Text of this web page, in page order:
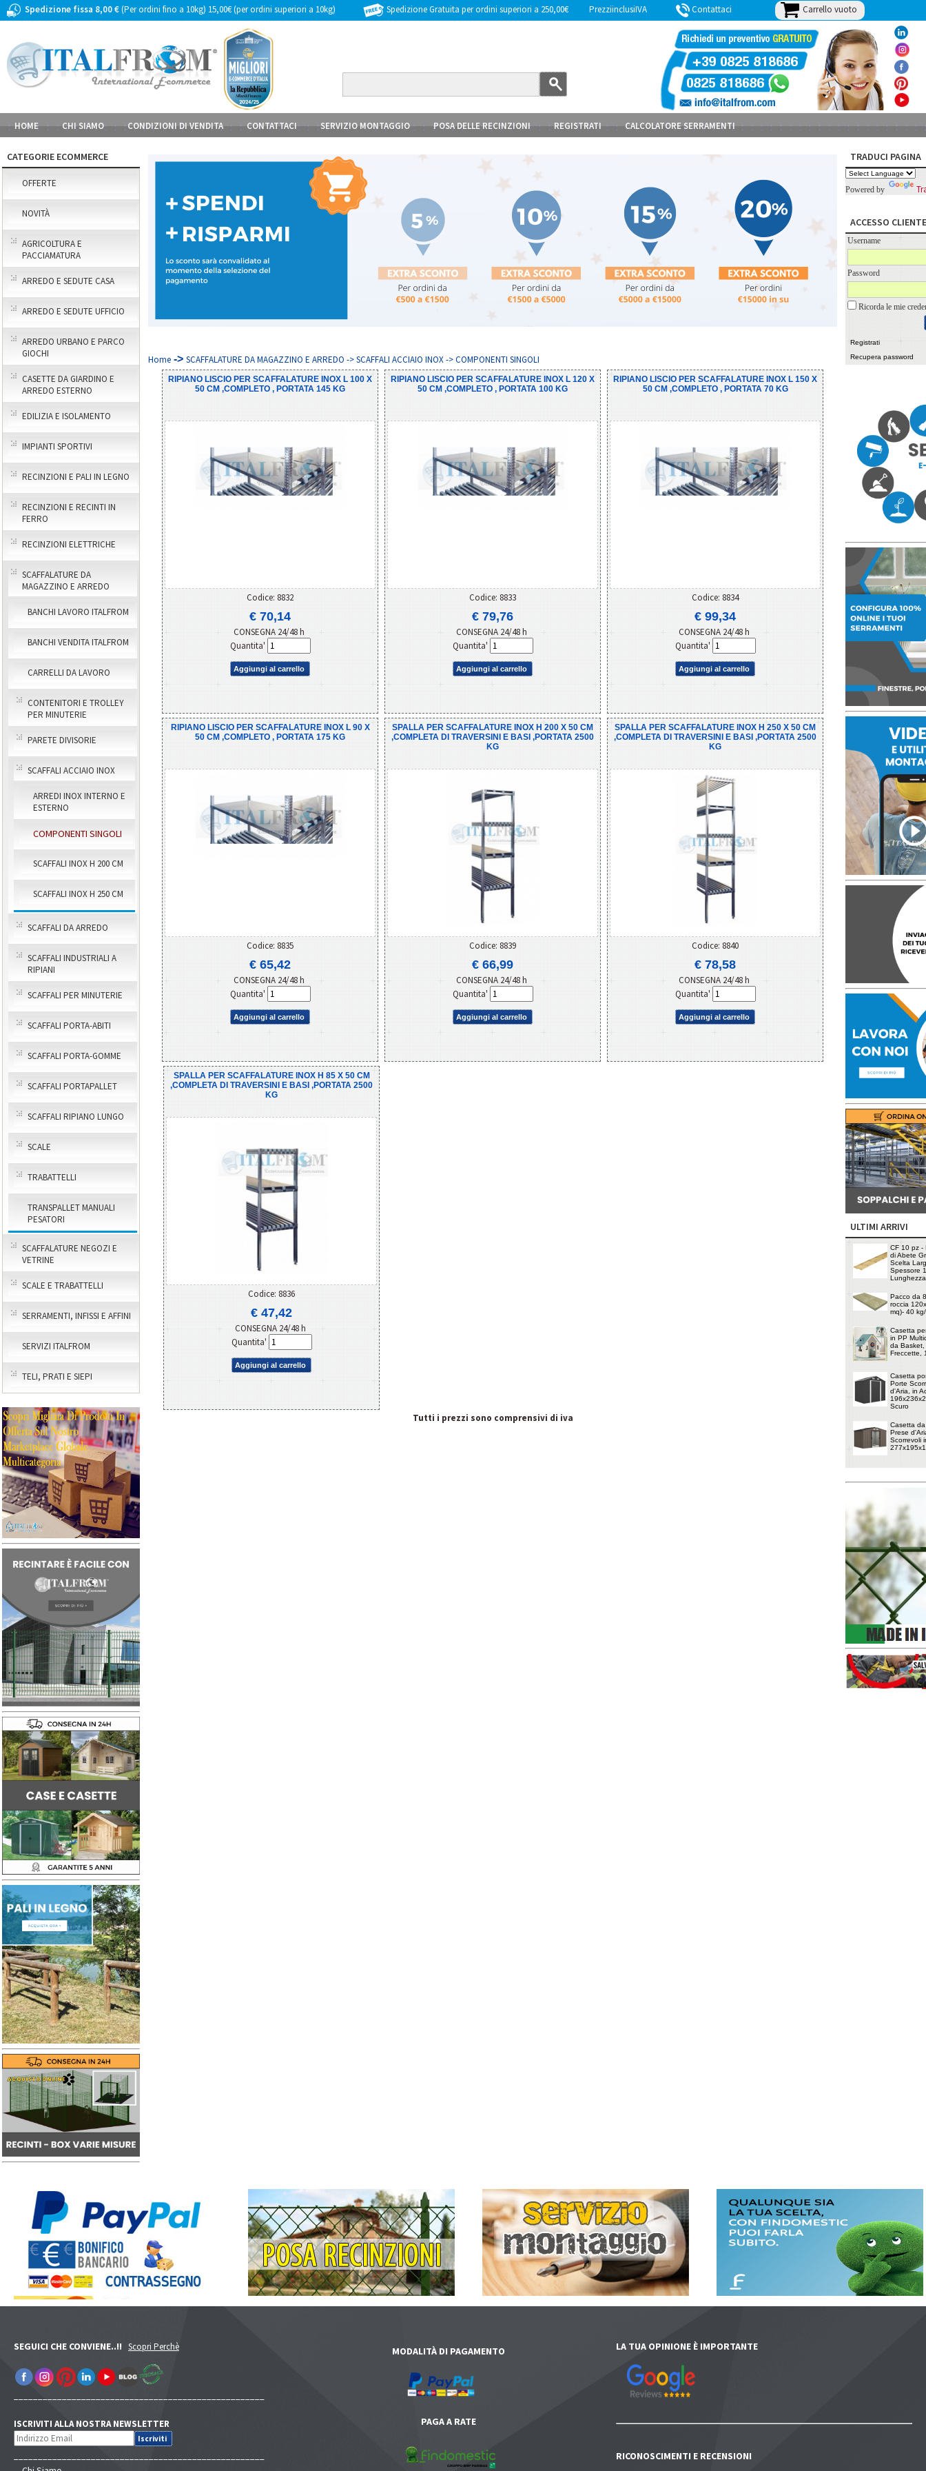
Spedizione fissa 8,00 €(Per ordini fino a 10kg) 15,00€ (per ordini superiori a 10kg) Spedizione Gratuita per ordini superiori a 250,00€ PrezziinclusiIVA Contattaci Carrello vuoto
HOME CHI SIAMO CONDIZIONI DI VENDITA CONTATTACI SERVIZIO MONTAGGIO POSA DELLE RECINZIONI REGISTRATI CALCOLATORE SERRAMENTI
CATEGORIE ECOMMERCE
OFFERTE
NOVITÀ
AGRICOLTURA E
PACCIAMATURA
ARREDO E SEDUTE CASA
ARREDO E SEDUTE UFFICIO
ARREDO URBANO E PARCO
GIOCHI
CASETTE DA GIARDINO E
ARREDO ESTERNO
EDILIZIA E ISOLAMENTO
IMPIANTI SPORTIVI
RECINZIONI E PALI IN LEGNO
RECINZIONI E RECINTI IN
FERRO
RECINZIONI ELETTRICHE
SCAFFALATURE DA
MAGAZZINO E ARREDO
BANCHI LAVORO ITALFROM
BANCHI VENDITA ITALFROM
CARRELLI DA LAVORO
CONTENITORI E TROLLEY
PER MINUTERIE
PARETE DIVISORIE
SCAFFALI ACCIAIO INOX
ARREDI INOX INTERNO E
ESTERNO
COMPONENTI SINGOLI
SCAFFALI INOX H 200 CM
SCAFFALI INOX H 250 CM
SCAFFALI DA ARREDO
SCAFFALI INDUSTRIALI A
RIPIANI
SCAFFALI PER MINUTERIE
SCAFFALI PORTA-ABITI
SCAFFALI PORTA-GOMME
SCAFFALI PORTAPALLET
SCAFFALI RIPIANO LUNGO
SCALE
TRABATTELLI
TRANSPALLET MANUALI
PESATORI
SCAFFALATURE NEGOZI E
VETRINE
SCALE E TRABATTELLI
SERRAMENTI, INFISSI E AFFINI
SERVIZI ITALFROM
TELI, PRATI E SIEPI
Home -> SCAFFALATURE DA MAGAZZINO E ARREDO -> SCAFFALI ACCIAIO INOX -> COMPONENTI SINGOLI
RIPIANO LISCIO PER SCAFFALATURE INOX L 100 X
50 CM ,COMPLETO , PORTATA 145 KG
Codice: 8832
€ 70,14
CONSEGNA 24/48 h
Quantita'
Aggiungi al carrello
RIPIANO LISCIO PER SCAFFALATURE INOX L 120 X
50 CM ,COMPLETO , PORTATA 100 KG
Codice: 8833
€ 79,76
CONSEGNA 24/48 h
Quantita'
Aggiungi al carrello
RIPIANO LISCIO PER SCAFFALATURE INOX L 150 X
50 CM ,COMPLETO , PORTATA 70 KG
Codice: 8834
€ 99,34
CONSEGNA 24/48 h
Quantita'
Aggiungi al carrello
RIPIANO LISCIO PER SCAFFALATURE INOX L 90 X
50 CM ,COMPLETO , PORTATA 175 KG
Codice: 8835
€ 65,42
CONSEGNA 24/48 h
Quantita'
Aggiungi al carrello
SPALLA PER SCAFFALATURE INOX H 200 X 50 CM
,COMPLETA DI TRAVERSINI E BASI ,PORTATA 2500
KG
Codice: 8839
€ 66,99
CONSEGNA 24/48 h
Quantita'
Aggiungi al carrello
SPALLA PER SCAFFALATURE INOX H 250 X 50 CM
,COMPLETA DI TRAVERSINI E BASI ,PORTATA 2500
KG
Codice: 8840
€ 78,58
CONSEGNA 24/48 h
Quantita'
Aggiungi al carrello
SPALLA PER SCAFFALATURE INOX H 85 X 50 CM
,COMPLETA DI TRAVERSINI E BASI ,PORTATA 2500
KG
Codice: 8836
€ 47,42
CONSEGNA 24/48 h
Quantita'
Aggiungi al carrello
Tutti i prezzi sono comprensivi di iva
TRADUCI PAGINA
Powered by
ACCESSO CLIENTE
Username
Password
Ricorda le mie
Registrati
Recupera password
ULTIMI ARRIVI
CF 10 pz -
di Abete
Scelta
Spessore
Pacco da
roccia
mq)- 40
Casetta
in PP
da Basket,
Freccette,
Casetta
Porte
d'Aria, in
Scuro
Casetta
Prese
Scorrevoli
SEGUICI CHE CONVIENE..!! Scopri Perchè
ISCRIVITI ALLA NOSTRA NEWSLETTER
MODALITÀ DI PAGAMENTO
PAGA A RATE
LA TUA OPINIONE È IMPORTANTE
RICONOSCIMENTI E RECENSIONI